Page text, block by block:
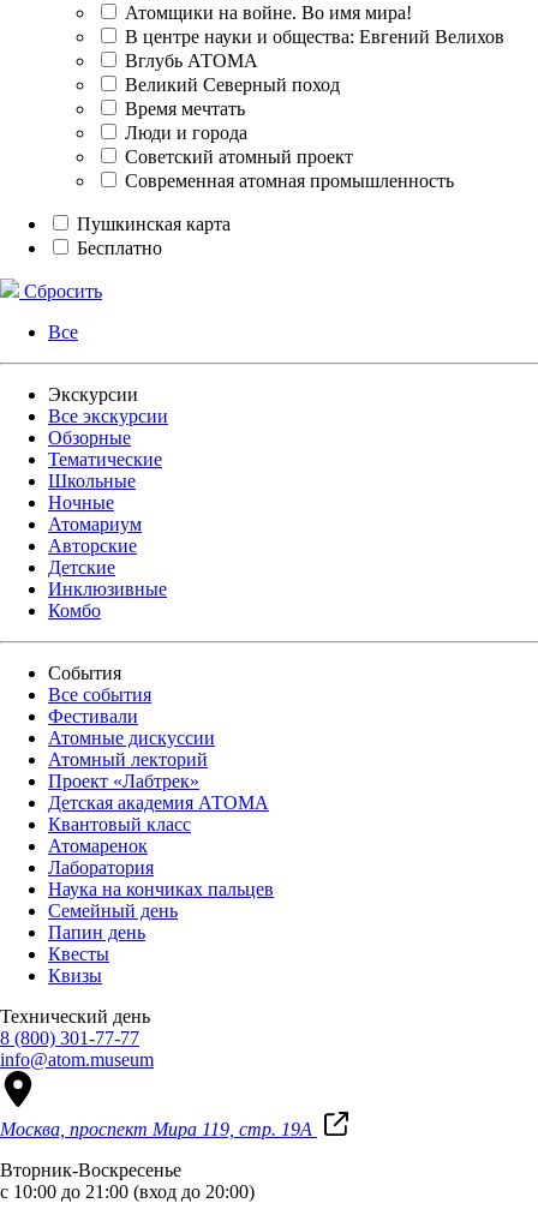
Атомщики на войне. Во имя мира!
В центре науки и общества: Евгений Велихов
Вглубь АТОМА
Великий Северный поход
Время мечтать
Люди и города
Советский атомный проект
Современная атомная промышленность
Пушкинская карта
Бесплатно
Сбросить
Все
Экскурсии
Все экскурсии
Обзорные
Тематические
Школьные
Ночные
Атомариум
Авторские
Детские
Инклюзивные
Комбо
События
Все события
Фестивали
Атомные дискуссии
Атомный лекторий
Проект «Лабтрек»
Детская академия АТОМА
Квантовый класс
Атомаренок
Лаборатория
Наука на кончиках пальцев
Семейный день
Папин день
Квесты
Квизы
Технический день
8 (800) 301-77-77
info@atom.museum
Москва, проспект Мира 119, стр. 19А
Вторник-Воскресенье
с 10:00 до 21:00 (вход до 20:00)